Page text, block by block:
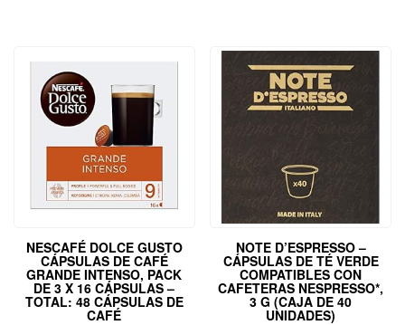
NESCAFÉ DOLCE GUSTO
CÁPSULAS DE CAFÉ
GRANDE INTENSO, PACK
DE 3 X 16 CÁPSULAS –
TOTAL: 48 CÁPSULAS DE
CAFÉ
NOTE D’ESPRESSO –
CÁPSULAS DE TÉ VERDE
COMPATIBLES CON
CAFETERAS NESPRESSO*,
3 G (CAJA DE 40
UNIDADES)